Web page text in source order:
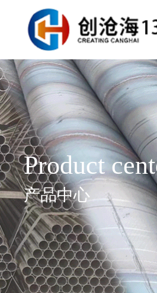
Product
产品中心